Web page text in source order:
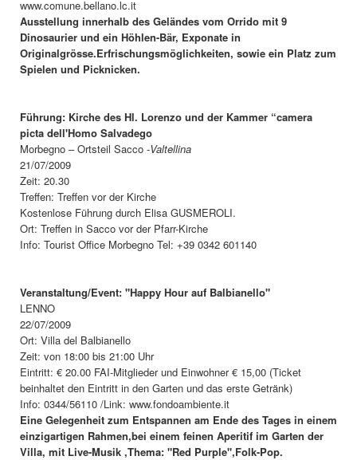
www.comune.bellano.lc.it
Ausstellung innerhalb des Geländes vom Orrido mit 9
Dinosaurier und ein Höhlen-Bär, Exponate in
Originalgrösse.Erfrischungsmöglichkeiten, sowie ein Platz zum
Spielen und Picknicken.
Führung: Kirche des Hl. Lorenzo und der Kammer “camera
picta dell'Homo Salvadego
Morbegno – Ortsteil Sacco -Valtellina
21/07/2009
Zeit: 20.30
Treffen: Treffen vor der Kirche
Kostenlose Führung durch Elisa GUSMEROLI.
Ort: Treffen in Sacco vor der Pfarr-Kirche
Info: Tourist Office Morbegno Tel: +39 0342 601140
Veranstaltung/Event: "Happy Hour auf Balbianello"
LENNO
22/07/2009
Ort: Villa del Balbianello
Zeit: von 18:00 bis 21:00 Uhr
Eintritt: € 20.00 FAI-Mitglieder und Einwohner € 15,00 (Ticket
beinhaltet den Eintritt in den Garten und das erste Getränk)
Info: 0344/56110 /Link: www.fondoambiente.it
Eine Gelegenheit zum Entspannen am Ende des Tages in einem
einzigartigen Rahmen,bei einem feinen Aperitif im Garten der
Villa, mit Live-Musik ,Thema: "Red Purple",Folk-Pop.